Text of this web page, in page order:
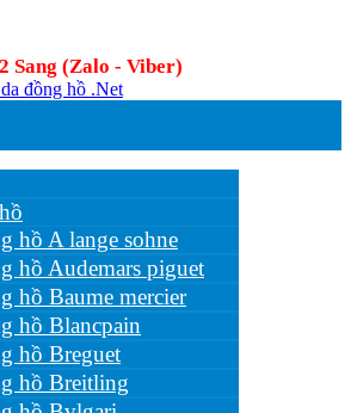
Sang (Zalo - Viber)
đồng hồ .Net
hồ A lange sohne
hồ Audemars piguet
hồ Baume mercier
hồ Blancpain
hồ Breguet
hồ Breitling